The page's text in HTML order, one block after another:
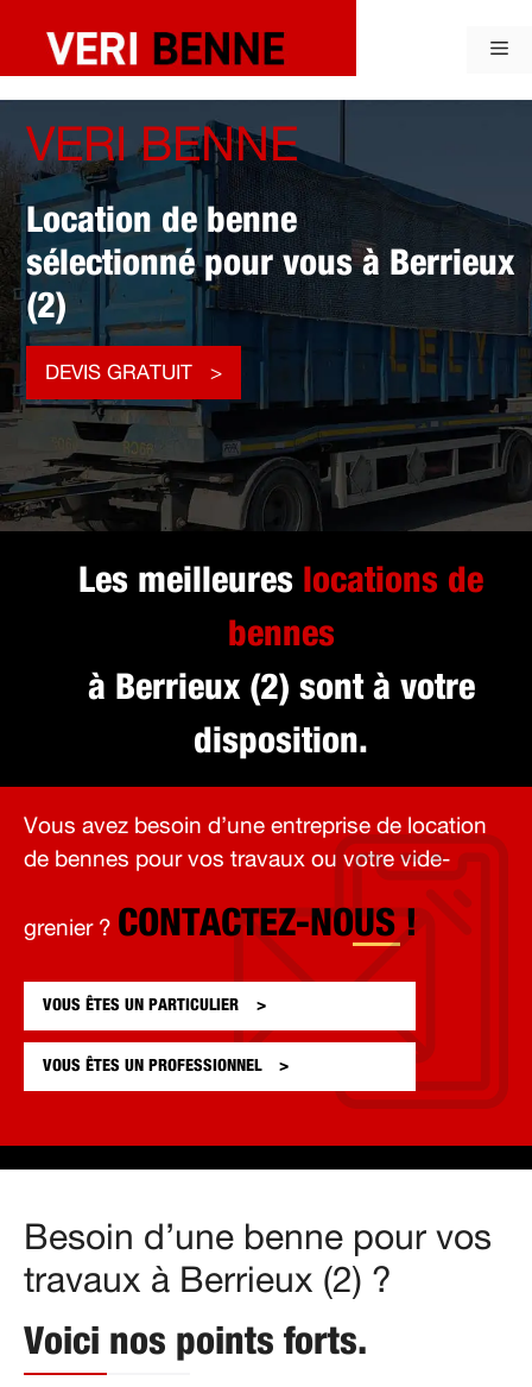
contenu
VERI BENNE
Location de benne
sélectionné pour vous à Berrieux
(2)
DEVIS GRATUIT
Les meilleures locations de
bennes
à Berrieux (2) sont à votre
disposition.
Vous avez besoin d’une entreprise de location
de bennes pour vos travaux ou votre vide-
grenier ? CONTACTEZ-NOUS !
VOUS ÊTES UN PARTICULIER
VOUS ÊTES UN PROFESSIONNEL
Besoin d’une benne pour vos
travaux à Berrieux (2) ?
Voici nos points forts.